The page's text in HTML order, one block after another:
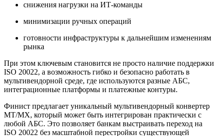
снижения нагрузки на ИТ-команды
минимизации ручных операций
готовности инфраструктуры к дальнейшим изменениям
рынка
При этом ключевым становится не просто наличие поддержки
ISO 20022, а возможность гибко и безопасно работать в
мультивендорной среде, где используются разные АБС,
интеграционные платформы и платежные контуры.
Финист предлагает уникальный мультивендорный конвертер
MT/MX, который может быть интегрирован практически с
любой АБС. Это позволяет банкам выстраивать переход на
ISO 20022 без масштабной перестройки существующей